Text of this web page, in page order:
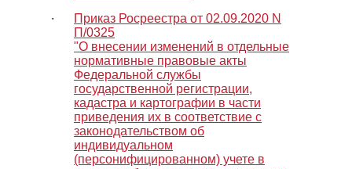
∙
Приказ Росреестра от 02.09.2020 N
П/0325
"О внесении изменений в отдельные
нормативные правовые акты
Федеральной службы
государственной регистрации,
кадастра и картографии в части
приведения их в соответствие с
законодательством об
индивидуальном
(персонифицированном) учете в